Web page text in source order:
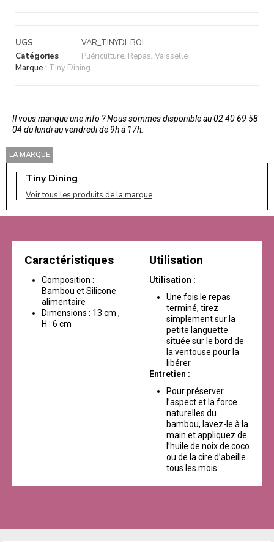
UGS
VAR_TINYDI-BOL
Catégories
Puériculture, Repas, Vaisselle
Marque : Tiny Dining
Il vous manque une info ? Nous sommes disponible au 02 40 69 58
04 du lundi au vendredi de 9h à 17h.
LA MARQUE
Tiny Dining
Voir tous les produits de la marque
Caractéristiques
Composition :
Bambou et Silicone
alimentaire
Dimensions : 13 cm ,
H : 6 cm
Utilisation
Utilisation :
Une fois le repas
terminé, tirez
simplement sur la
petite languette
située sur le bord de
la ventouse pour la
libérer.
Entretien :
Pour préserver
l’aspect et la force
naturelles du
bambou, lavez-le à la
main et appliquez de
l’huile de noix de coco
ou de la cire d’abeille
tous les mois.